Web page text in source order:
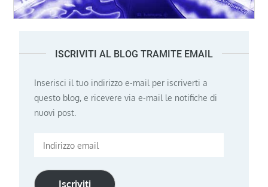
ISCRIVITI AL BLOG TRAMITE EMAIL
Inserisci il tuo indirizzo e-mail per iscriverti a
questo blog, e ricevere via e-mail le notifiche di
nuovi post.
Indirizzo
Iscriviti